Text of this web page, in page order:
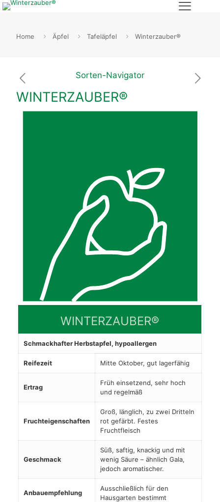
Home Äpfel Tafeläpfel Winterzauber®
Sorten-Navigator
WINTERZAUBER®
WINTERZAUBER®
Schmackhafter Herbstapfel, hypoallergen
Reifezeit Mitte Oktober, gut lagerfähig
Ertrag
Früh einsetzend, sehr hoch
und regelmäß
Fruchteigenschaften
Groß, länglich, zu zwei Dritteln
rot gefärbt. Festes
Fruchtfleisch
Geschmack
Süß, saftig, knackig und mit
wenig Säure – ähnlich Gala,
jedoch aromatischer.
Anbauempfehlung
Ausschließlich für den
Hausgarten bestimmt